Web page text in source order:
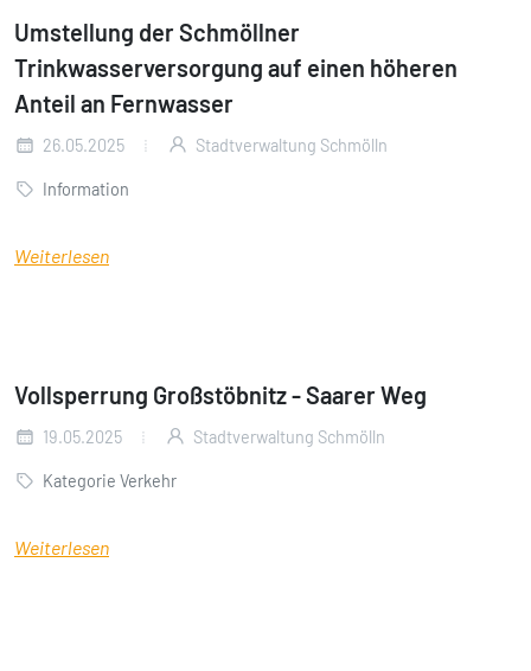
Umstellung der Schmöllner
Trinkwasserversorgung auf einen höheren
Anteil an Fernwasser
26.05.2025 Stadtverwaltung Schmölln
Information
Weiterlesen
Vollsperrung Großstöbnitz - Saarer Weg
19.05.2025 Stadtverwaltung Schmölln
Kategorie Verkehr
Weiterlesen